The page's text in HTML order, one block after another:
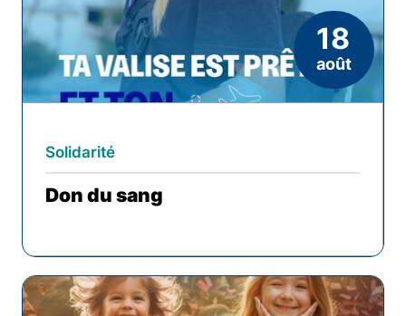
18
août
Solidarité
Don du sang